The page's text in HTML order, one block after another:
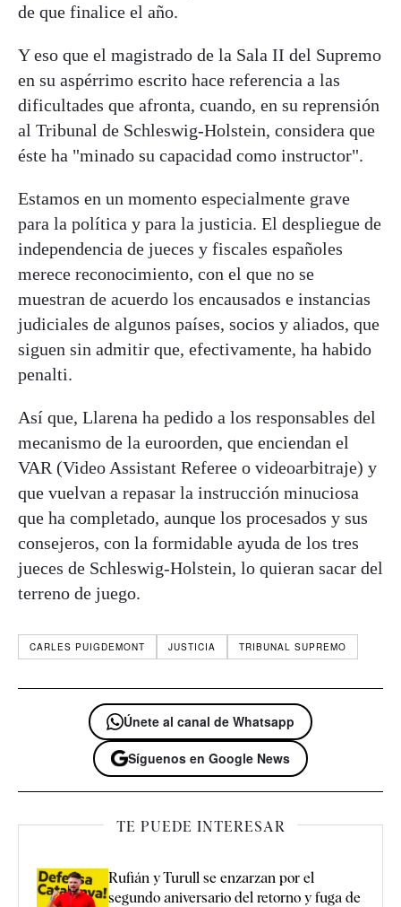
de que finalice el año.
Y eso que el magistrado de la Sala II del Supremo
en su aspérrimo escrito hace referencia a las
dificultades que afronta, cuando, en su reprensión
al Tribunal de Schleswig-Holstein, considera que
éste ha "minado su capacidad como instructor".
Estamos en un momento especialmente grave
para la política y para la justicia. El despliegue de
independencia de jueces y fiscales españoles
merece reconocimiento, con el que no se
muestran de acuerdo los encausados e instancias
judiciales de algunos países, socios y aliados, que
siguen sin admitir que, efectivamente, ha habido
penalti.
Así que, Llarena ha pedido a los responsables del
mecanismo de la euroorden, que enciendan el
VAR (Video Assistant Referee o videoarbitraje) y
que vuelvan a repasar la instrucción minuciosa
que ha completado, aunque los procesados y sus
consejeros, con la formidable ayuda de los tres
jueces de Schleswig-Holstein, lo quieran sacar del
terreno de juego.
CARLES PUIGDEMONT JUSTICIA TRIBUNAL SUPREMO
Únete al canal de Whatsapp
Síguenos en Google News
TE PUEDE INTERESAR
Rufián y Turull se enzarzan por el
segundo aniversario del retorno y fuga de